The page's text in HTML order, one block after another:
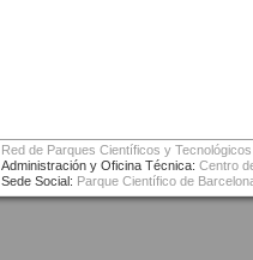
Red de Parques Científicos y
Administración y Oficina Técnica: Centro
Sede Social: Parque Científico de